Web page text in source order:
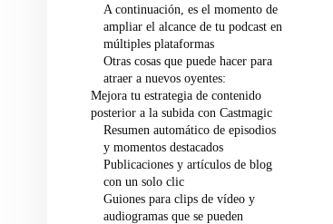
A continuación, es el momento de
ampliar el alcance de tu podcast en
múltiples plataformas
Otras cosas que puede hacer para
atraer a nuevos oyentes:
Mejora tu estrategia de contenido
posterior a la subida con Castmagic
Resumen automático de episodios
y momentos destacados
Publicaciones y artículos de blog
con un solo clic
Guiones para clips de vídeo y
audiogramas que se pueden